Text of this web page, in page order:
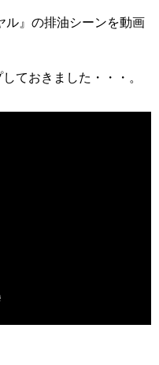
ル』の排油シーンを動画
ておきました・・・。